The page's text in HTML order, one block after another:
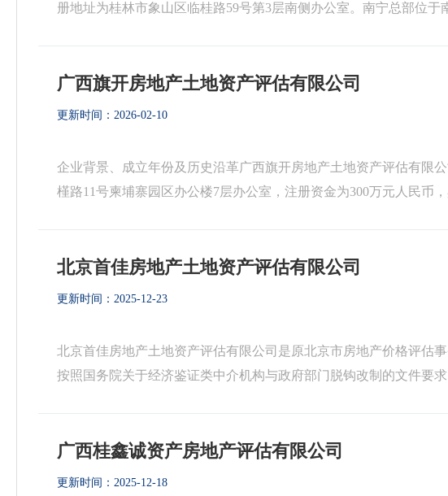
册地址为桂林市象山区临桂路59号第3层南侧办公室。南宁总部位于
广西旗开房地产土地资产评估有限公司
更新时间：2026-02-10
企业背景、成立年份及历史沿革广西旗开房地产土地资产评估有限
槿路11号柬埔寨园区办公楼7层办公室，注册资金为300万元人民币
北京首佳房地产土地资产评估有限公司
更新时间：2025-12-23
北京首佳房地产土地资产评估有限公司是原北京市房地产价格评估
按照国务院关于经济鉴证类中介机构与政府部门脱钩改制的文件要
广西桂鑫诚资产房地产评估有限公司
更新时间：2025-12-18